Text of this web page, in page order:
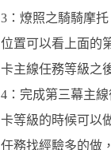
3：燎照之騎騎摩
位置可以看上面的
卡主線任務等級之
4：完成第三幕主
卡等級的時候可以
任務找經驗多的做